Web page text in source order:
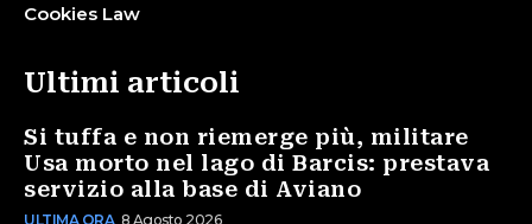
Cookies Law
Ultimi articoli
Si tuffa e non riemerge più, militare
Usa morto nel lago di Barcis: prestava
servizio alla base di Aviano
ULTIMA ORA 8 Agosto 2026